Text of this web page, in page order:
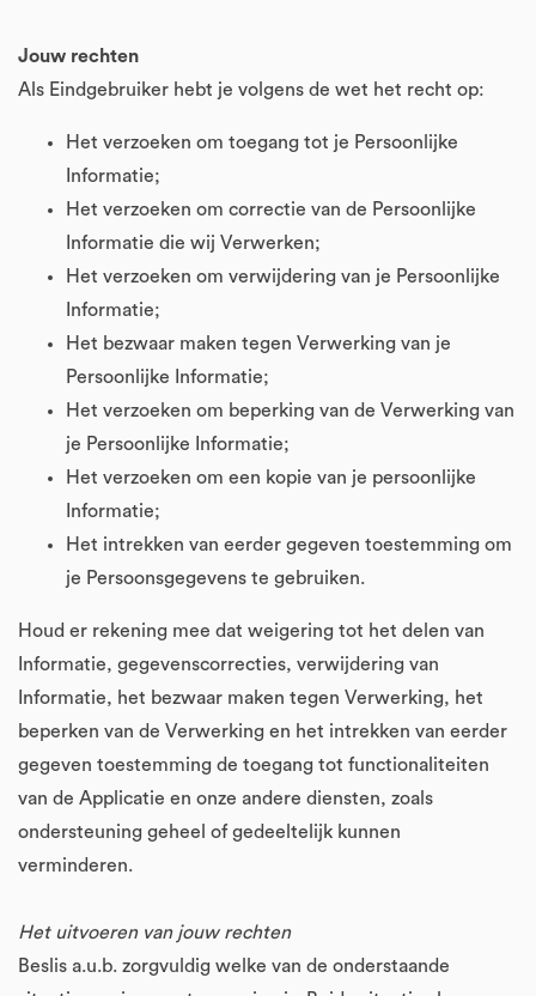
Jouw rechten
Als Eindgebruiker hebt je volgens de wet het recht op:
Het verzoeken om toegang tot je Persoonlijke
Informatie;
Het verzoeken om correctie van de Persoonlijke
Informatie die wij Verwerken;
Het verzoeken om verwijdering van je Persoonlijke
Informatie;
Het bezwaar maken tegen Verwerking van je
Persoonlijke Informatie;
Het verzoeken om beperking van de Verwerking van
je Persoonlijke Informatie;
Het verzoeken om een kopie van je persoonlijke
Informatie;
Het intrekken van eerder gegeven toestemming om
je Persoonsgegevens te gebruiken.
Houd er rekening mee dat weigering tot het delen van
Informatie, gegevenscorrecties, verwijdering van
Informatie, het bezwaar maken tegen Verwerking, het
beperken van de Verwerking en het intrekken van eerder
gegeven toestemming de toegang tot functionaliteiten
van de Applicatie en onze andere diensten, zoals
ondersteuning geheel of gedeeltelijk kunnen
verminderen.
Het uitvoeren van jouw rechten
Beslis a.u.b. zorgvuldig welke van de onderstaande